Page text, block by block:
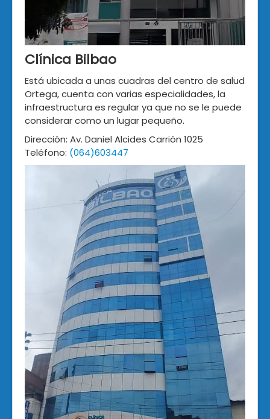
Clínica Bilbao
Está ubicada a unas cuadras del centro de salud
Ortega, cuenta con varias especialidades, la
infraestructura es regular ya que no se le puede
considerar como un lugar pequeño.
Dirección: Av. Daniel Alcides Carrión 1025
Teléfono: (064)603447